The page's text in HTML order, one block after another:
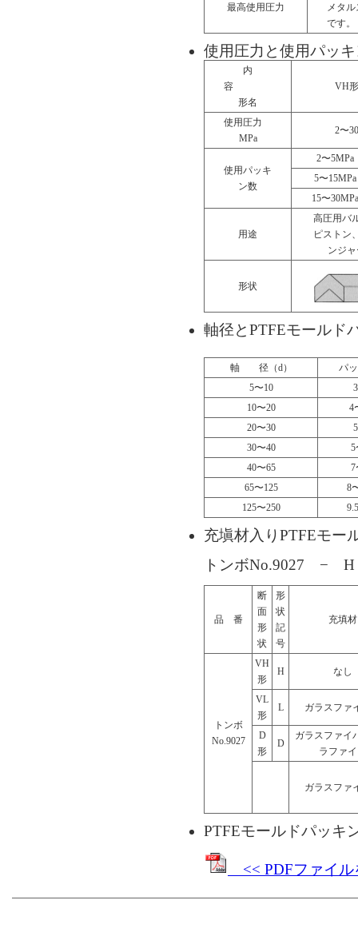
最高使用圧力
メタ
です。
使用圧力と使用パッ
内
容
形名
VH形
使用圧力
MPa
2〜30
使用パッキ
ン数
2〜
5〜
15〜
用途
高圧用バ
ピストン
ンジ
形状
軸径とPTFEモールド
軸 径（d）
パ
5〜10
10〜20
4
20〜30
30〜40
5
40〜65
7
65〜125
8
125〜250
充塡材入りPTFEモー
トンボNo.9027 −
品 番
断
面
形
状
形
状
記
号
充填材
トンボ
No.9027
VH
形
H なし
VL
形
L ガラスファ
D
形
D
ガラスファイ
ラファ
ガラスファ
PTFEモールドパッキ
<< PDFファイル